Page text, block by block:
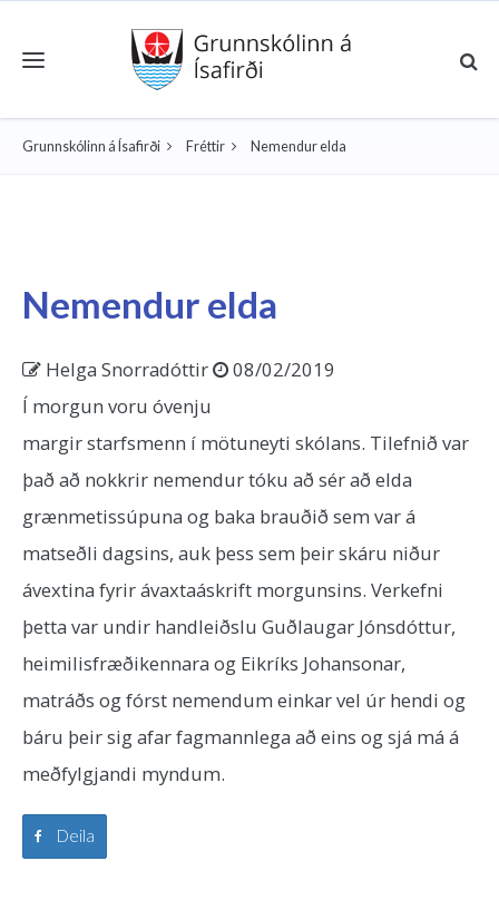
Toggle navigation
Grunnskólinn á Ísafirði Fréttir Nemendur elda
Nemendur elda
Helga Snorradóttir
08/02/2019
Í morgun voru óvenju
margir starfsmenn í mötuneyti skólans. Tilefnið var
það að nokkrir nemendur tóku að sér að elda
grænmetissúpuna og baka brauðið sem var á
matseðli dagsins, auk þess sem þeir skáru niður
ávextina fyrir ávaxtaáskrift morgunsins. Verkefni
þetta var undir handleiðslu Guðlaugar Jónsdóttur,
heimilisfræðikennara og Eikríks Johansonar,
matráðs og fórst nemendum einkar vel úr hendi og
báru þeir sig afar fagmannlega að eins og sjá má á
meðfylgjandi myndum.
Deila